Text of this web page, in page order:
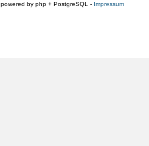
powered by php + PostgreSQL - Impressum